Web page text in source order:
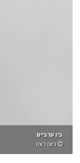
בין ערביים
ניצן רצון